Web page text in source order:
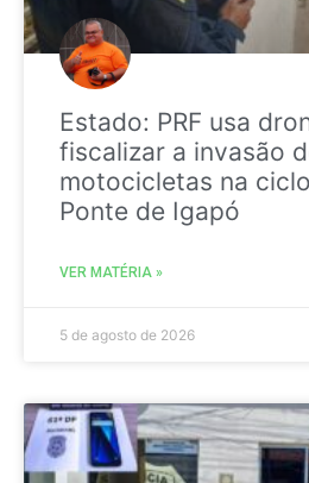
Estado: PRF usa
fiscalizar a invasão
motocicletas na
Ponte de Igapó
VER MATÉRIA »
5 de agosto de 2026